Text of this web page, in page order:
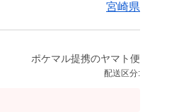
宮崎県
ポケマル提携のヤマト便
配送区分: